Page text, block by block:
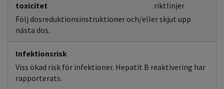
toxicitet
riktlinjer
Följ dosreduktionsinstruktioner och/eller skjut upp
nästa dos.
Infektionsrisk
Viss ökad risk för infektioner. Hepatit B reaktivering har
rapporterats.